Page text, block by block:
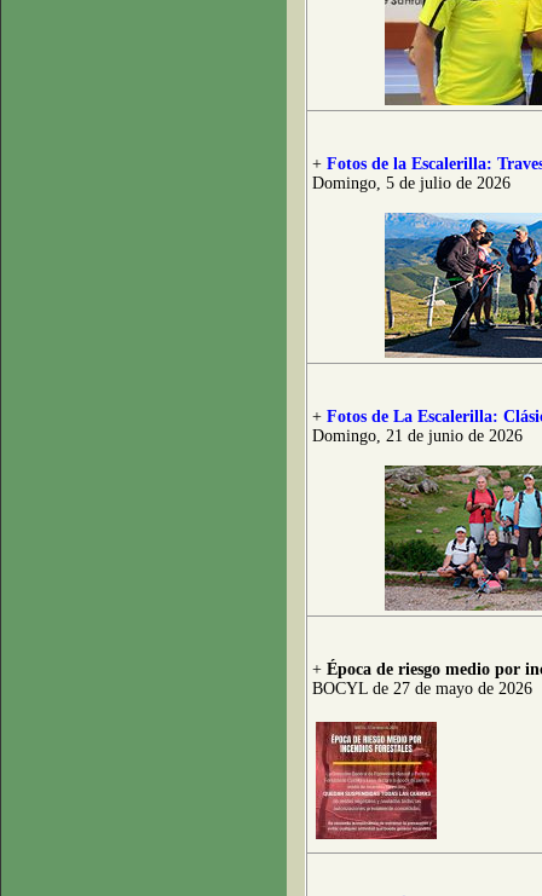
+ Fotos de la Escalerilla:
Domingo, 5 de julio de 2026
+ Fotos de La Escalerilla:
Domingo, 21 de junio de 2026
+ Época de riesgo medio por
BOCYL de 27 de mayo de 2026